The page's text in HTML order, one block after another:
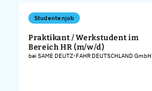
Studentenjob
Praktikant / Werkstudent im
Bereich HR (m/w/d)
bei SAME DEUTZ-FAHR DEUTSCHLAND GmbH